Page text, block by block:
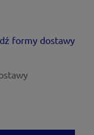
formy dostawy